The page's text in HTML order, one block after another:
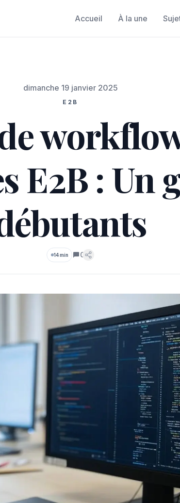
Accueil À la une
dimanche 19 janvier 2025
E2B
E2B : Un
14 min 0
Commentaires